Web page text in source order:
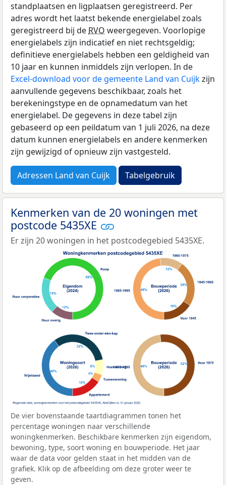
standplaatsen en ligplaatsen geregistreerd. Per
adres wordt het laatst bekende energielabel zoals
geregistreerd bij de RVO weergegeven. Voorlopige
energielabels zijn indicatief en niet rechtsgeldig;
definitieve energielabels hebben een geldigheid van
10 jaar en kunnen inmiddels zijn verlopen. In de
Excel-download voor de gemeente Land van Cuijkzijn
aanvullende gegevens beschikbaar, zoals het
berekeningstype en de opnamedatum van het
energielabel. De gegevens in deze tabel zijn
gebaseerd op een peildatum van 1 juli 2026, na deze
datum kunnen energielabels en andere kenmerken
zijn gewijzigd of opnieuw zijn vastgesteld.
Adressen Land van Cuijk Tabelgebruik
Kenmerken van de 20 woningen met
postcode 5435XE
Er zijn 20 woningen in het postcodegebied 5435XE.
De vier bovenstaande taartdiagrammen tonen het
percentage woningen naar verschillende
woningkenmerken. Beschikbare kenmerken zijn eigendom,
bewoning, type, soort woning en bouwperiode. Het jaar
waar de data voor gelden staat in het midden van de
grafiek. Klik op de afbeelding om deze groter weer te
geven.